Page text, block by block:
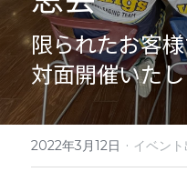
限られたお客
対面開催いた
2022年3月12日 · イベン